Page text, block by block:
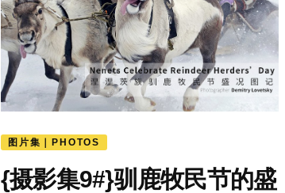
图片集｜PHOTOS
{摄影集9#}驯鹿牧民节的盛